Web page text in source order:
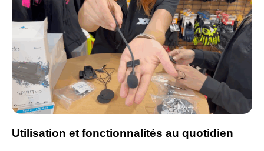
Utilisation et fonctionnalités au quotidien